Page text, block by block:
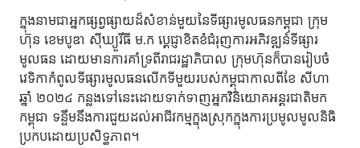
ក្នុងនាមជាអ្នកផ្សព្វផ្សាយដ៏សំខាន់មួយនៃទីផ្សារមូលធនកម្ពុជា ក្រុម
ហ៊ុន ខេមបូឌា ស៊ីឃ្យួរឹធី ម.ក ប្តេជ្ញាខិតខំជំរុញការអភិវឌ្ឍន៍ទីផ្សារ
មូលធន ដោយមានការគាំទ្រពីរាជរដ្ឋាភិបាល ក្រុមហ៊ុនក៏បានរៀបចំ
វេទិកាកំពូលទីផ្សារមូលធនលើកទីមួយរបស់កម្ពុជាកាលពីខែ សីហា
ឆ្នាំ ២០២៤ កន្លងទៅនេះដោយទាក់ទាញអ្នកវិនិយោគអន្តរជាតិមក
កម្ពុជា ទន្ទឹមនឹងការជួយដល់អាជីវកម្មក្នុងស្រុកក្នុងការប្រមូលមូលនិធិ
ប្រកបដោយប្រសិទ្ធភាព។